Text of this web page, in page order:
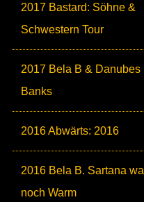
2017 Bastard: Söhne &
Schwestern Tour
2017 Bela B & Danubes
Banks
2016 Abwärts: 2016
2016 Bela B. Sartana
noch Warm